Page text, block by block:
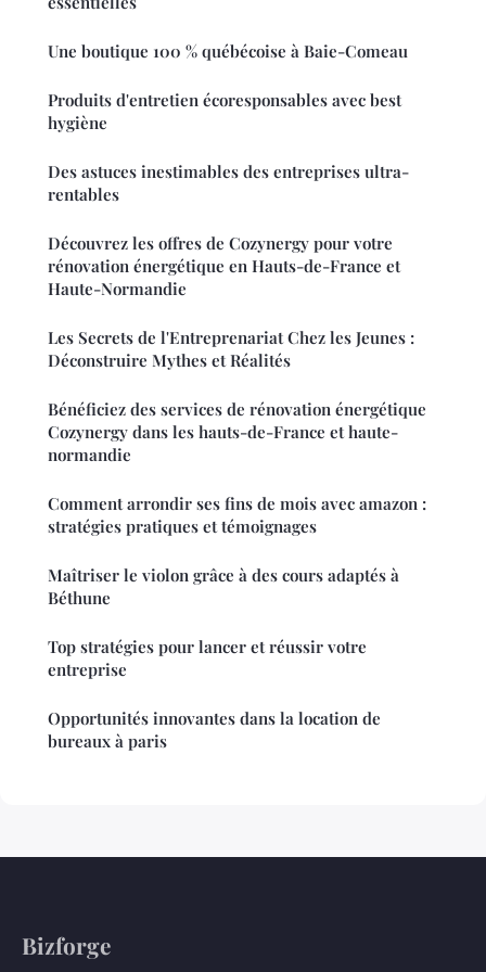
Une boutique 100 % québécoise à Baie-Comeau
Produits d'entretien écoresponsables avec best
hygiène
Des astuces inestimables des entreprises ultra-
rentables
Découvrez les offres de Cozynergy pour votre
rénovation énergétique en Hauts-de-France et
Haute-Normandie
Les Secrets de l'Entreprenariat Chez les Jeunes :
Déconstruire Mythes et Réalités
Bénéficiez des services de rénovation énergétique
Cozynergy dans les hauts-de-France et haute-
normandie
Comment arrondir ses fins de mois avec amazon :
stratégies pratiques et témoignages
Maîtriser le violon grâce à des cours adaptés à
Béthune
Top stratégies pour lancer et réussir votre
entreprise
Opportunités innovantes dans la location de
bureaux à paris
Bizforge